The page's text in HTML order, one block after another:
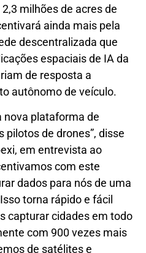
milhões de acres de
ainda mais pela
descentralizada que
espaciais de IA da
de resposta a
autônomo de veículo.
nova plataforma de
pilotos de drones”, disse
em entrevista ao
com este
dados para nós de uma
torna rápido e fácil
capturar cidades em todo
com 900 vezes mais
de satélites e